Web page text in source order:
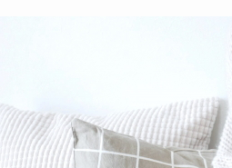
的に何年でも保存することが可能
サーリンク